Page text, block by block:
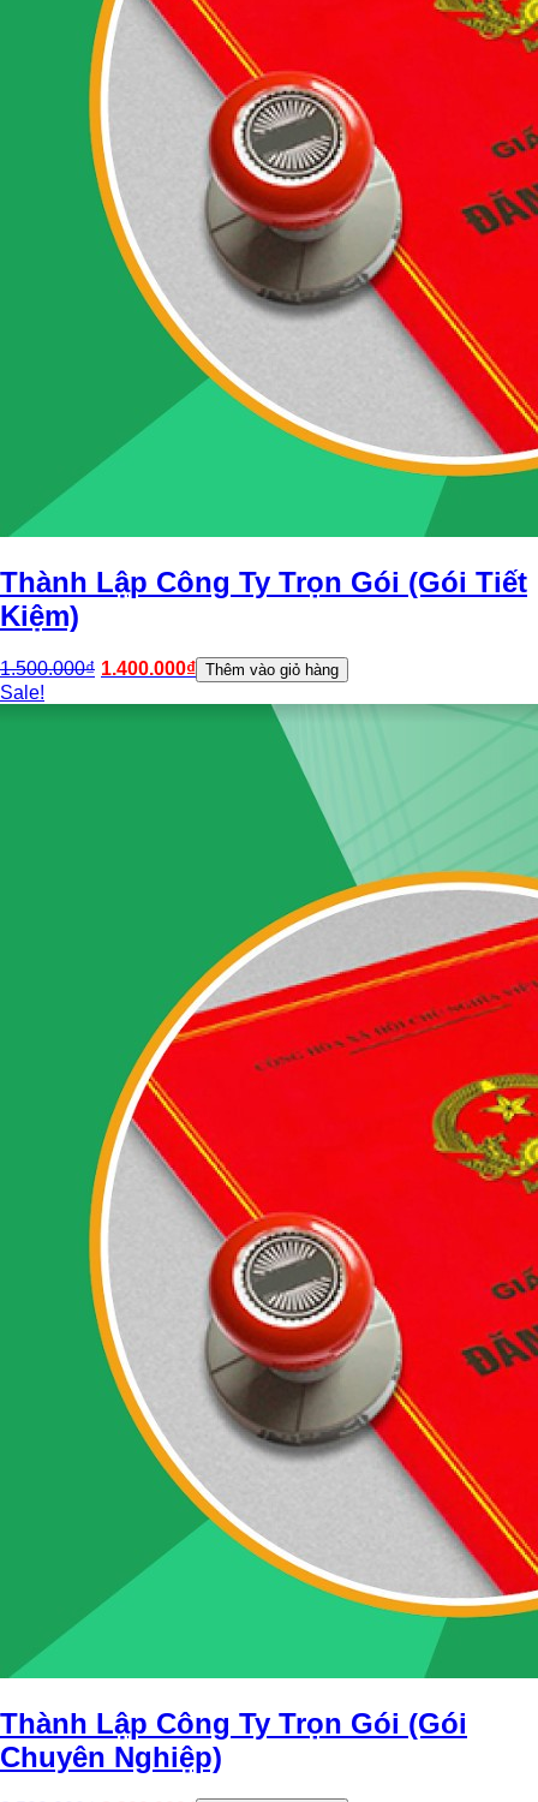
Thành Lập Công Ty Trọn Gói (Gói Tiết
Kiệm)
1.500.000₫ 1.400.000₫ Thêm vào giỏ hàng
Sale!
Thành Lập Công Ty Trọn Gói (Gói
Chuyên Nghiệp)